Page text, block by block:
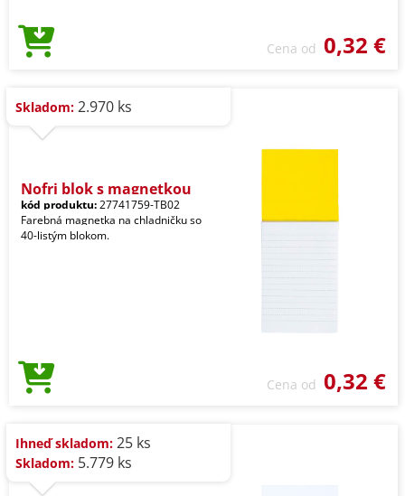
Cena od 0,32 €
Skladom: 2.970 ks
Nofri blok s magnetkou
kód produktu:27741759-TB02
Farebná magnetka na chladničku so
40-listým blokom.
Cena od 0,32 €
Ihneď skladom: 25 ks
Skladom: 5.779 ks